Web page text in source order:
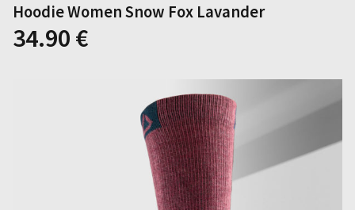
Hoodie Women Snow Fox Lavander
34.90 €